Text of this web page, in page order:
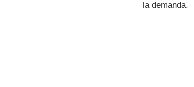
la demanda.